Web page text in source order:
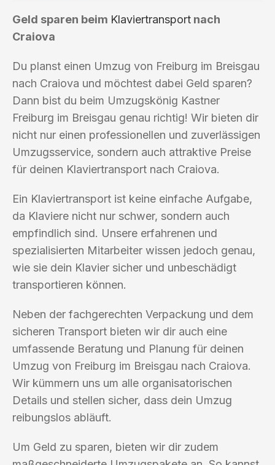
Geld sparen beim Klaviertransport nach
Craiova
Du planst einen Umzug von Freiburg im Breisgau
nach Craiova und möchtest dabei Geld sparen?
Dann bist du beim Umzugskönig Kastner
Freiburg im Breisgau genau richtig! Wir bieten dir
nicht nur einen professionellen und zuverlässigen
Umzugsservice, sondern auch attraktive Preise
für deinen Klaviertransport nach Craiova.
Ein Klaviertransport ist keine einfache Aufgabe,
da Klaviere nicht nur schwer, sondern auch
empfindlich sind. Unsere erfahrenen und
spezialisierten Mitarbeiter wissen jedoch genau,
wie sie dein Klavier sicher und unbeschädigt
transportieren können.
Neben der fachgerechten Verpackung und dem
sicheren Transport bieten wir dir auch eine
umfassende Beratung und Planung für deinen
Umzug von Freiburg im Breisgau nach Craiova.
Wir kümmern uns um alle organisatorischen
Details und stellen sicher, dass dein Umzug
reibungslos abläuft.
Um Geld zu sparen, bieten wir dir zudem